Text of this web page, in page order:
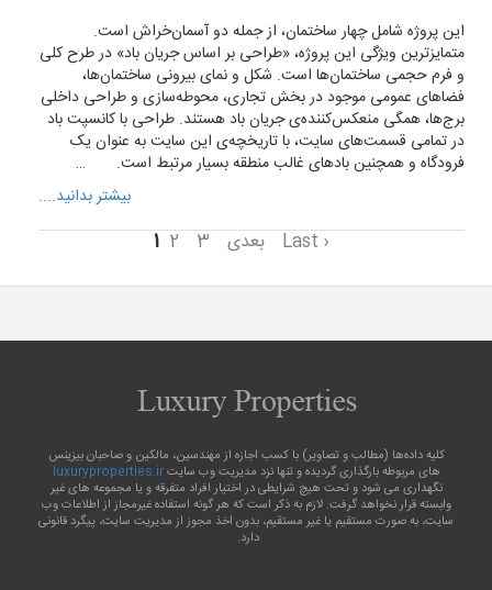
این پروژه شامل چهار ساختمان، از جمله دو آسمان‌خراش است.
متمایزترین ویژگی این پروژه، «طراحی بر اساس جریان باد» در طرح کلی
و فرم حجمی ساختمان‌ها است. شکل و نمای بیرونی ساختمان‌ها،
فضاهای عمومی موجود در بخش تجاری، محوطه‌سازی و طراحی داخلی
برج‌ها، همگی منعکس‌کننده‌ی جریان باد هستند. طراحی با کانسپت باد
در تمامی قسمت‌های سایت، با تاریخچه‌ی این سایت به عنوان یک
فرودگاه و همچنین بادهای غالب منطقه بسیار مرتبط است. …
بیشتر بدانید....
1 2 3 بعدی Last ›
کلیه داده‌ها (مطالب و تصاویر) با کسب اجازه از مهندسین، مالکین و صاحبان بیزینس
های مربوطه بارگذاری گردیده و تنها نزد مدیریت وب سایتluxuryproperties.ir
نگهداری می شود و تحت هیچ شرایطی در اختیار افراد متفرقه و یا مجموعه‌ های غیر
وابسته قرار نخواهد گرفت. لازم به ذکر است که هر گونه استفاده غیرمجاز از اطلاعات وب
سایت، به صورت مستقیم یا غیر مستقیم، بدون اخذ مجوز از مدیریت سایت، پیگرد قانونی
دارد.